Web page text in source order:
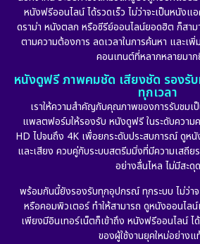
หนังฟรีออนไลน์ ได้รวดเร็ว ไม่ว่าจะเป็นหนัง
ดราม่า หนังตลก หรือซีรีย์ออนไลน์ยอดฮิต ก็สา
ตามความต้องการ ลดเวลาในการค้นหา และเพิ่
คอนเทนต์ที่หลากหลายมา
หนังดูฟรี ภาพคมชัด เสียงชัด รอง
ทุกเวลา
เราให้ความสำคัญกับคุณภาพของการรับชม
แพลตฟอร์มให้รองรับ หนังดูฟรี ในระดับควา
HD ไปจนถึง 4K เพื่อยกระดับประสบการณ์ ดูห
และเสียง ควบคู่กับระบบสตรีมมิ่งที่มีความเสถีย
อย่างลื่นไหล ไม่มีสะดุด
พร้อมกันนี้ยังรองรับทุกอุปกรณ์ ทุกระบบ ไม่ว่า
หรือคอมพิวเตอร์ ทำให้สามารถ ดูหนังออนไลน์
เพียงมีอินเทอร์เน็ตก็เข้าถึง หนังฟรีออนไลน์
ของผู้ใช้งานยุคใหม่อย่างแ